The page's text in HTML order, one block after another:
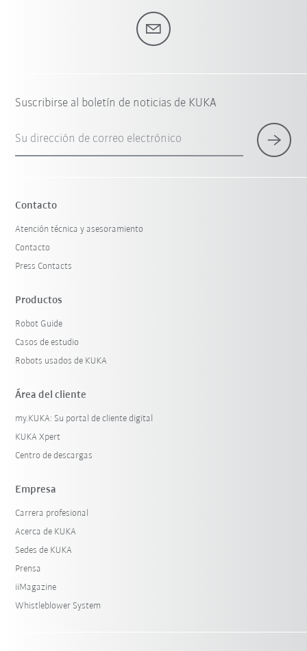
Suscribirse al boletín de noticias de KUKA
Su dirección de correo electrónico
Contacto
Atención técnica y asesoramiento
Contacto
Press Contacts
Productos
Robot Guide
Casos de estudio
Robots usados de KUKA
Área del cliente
my.KUKA: Su portal de cliente digital
KUKA Xpert
Centro de descargas
Empresa
Carrera profesional
Acerca de KUKA
Sedes de KUKA
Prensa
iiMagazine
Whistleblower System